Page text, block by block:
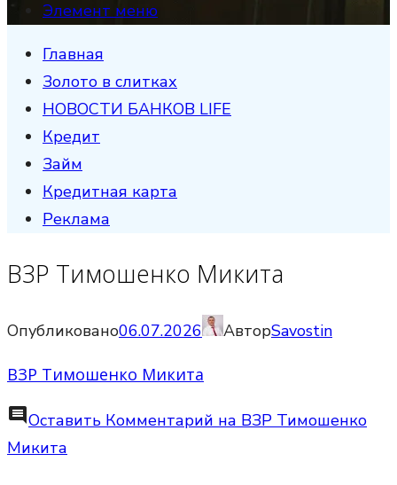
Элемент меню
Главная
Золото в слитках
НОВОСТИ БАНКОВ LIFE
Кредит
Займ
Кредитная карта
Реклама
ВЗР Тимошенко Микита
Опубликовано06.07.2026 АвторSavostin
ВЗР Тимошенко Микита
commentОставить Комментарий на ВЗР Тимошенко
Микита